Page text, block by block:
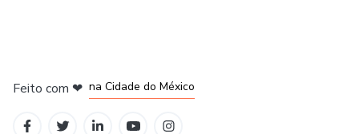
Feito com ❤ na Cidade do México